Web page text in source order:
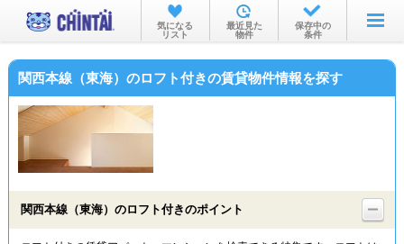
お部屋を探す
沿線・駅から
物件特集から
気になる
リスト
最近見た
物件
保存中の
条件
関西本線（東海）のロフト付きの賃貸物件情報を探す
関西本線（東海）のロフト付きのポイント